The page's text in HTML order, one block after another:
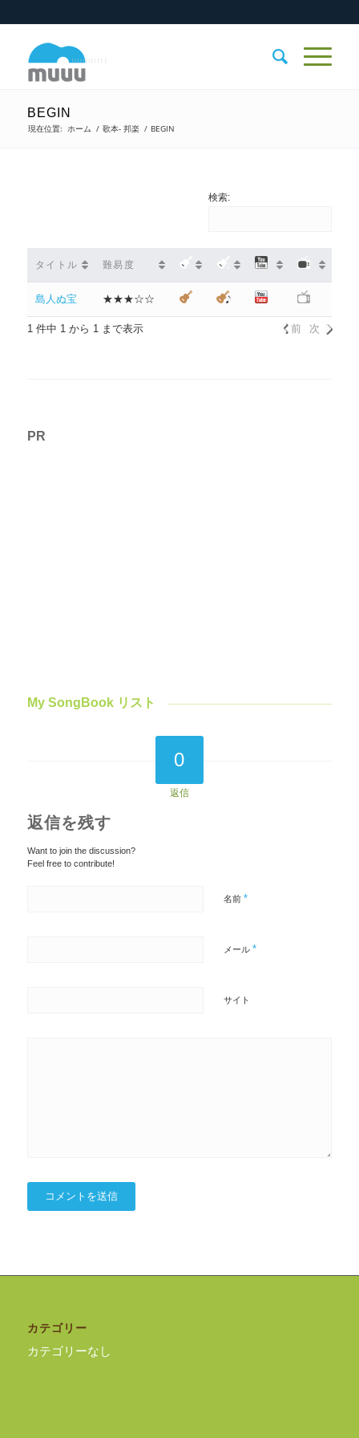
BEGIN
現在位置: ホーム / 歌本- 邦楽 / BEGIN
検索:
タイトル 難易度
島人ぬ宝 ★★★☆☆
1 件中 1 から 1 まで表示 前 次
PR
My SongBook リスト
0
返信
返信を残す
Want to join the discussion?
Feel free to contribute!
名前 *
メール *
サイト
カテゴリー
カテゴリーなし